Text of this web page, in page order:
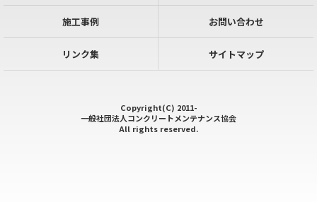
施工事例 お問い合わせ
リンク集 サイトマップ
Copyright(C) 2011-
一般社団法人コンクリートメンテナンス協会
All rights reserved.